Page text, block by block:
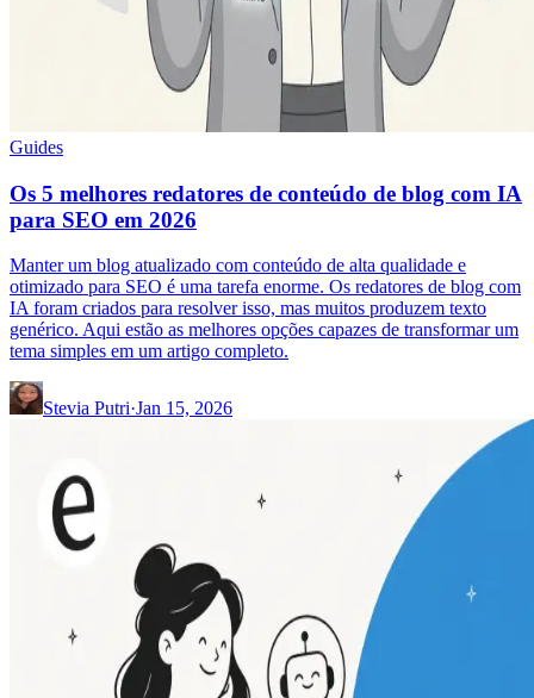
Guides
Os 5 melhores redatores de conteúdo de blog com IA
para SEO em 2026
Manter um blog atualizado com conteúdo de alta qualidade e
otimizado para SEO é uma tarefa enorme. Os redatores de blog com
IA foram criados para resolver isso, mas muitos produzem texto
genérico. Aqui estão as melhores opções capazes de transformar um
tema simples em um artigo completo.
Stevia Putri·Jan 15, 2026